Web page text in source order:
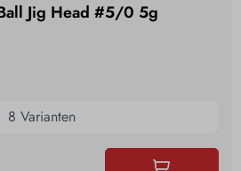
Jig Head #5/0 5g
8 Varianten